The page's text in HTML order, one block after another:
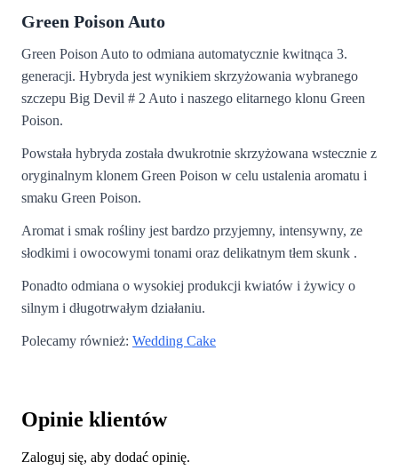
Green Poison Auto
Green Poison Auto to odmiana automatycznie kwitnąca 3.
generacji. Hybryda jest wynikiem skrzyżowania wybranego
szczepu Big Devil # 2 Auto i naszego elitarnego klonu Green
Poison.
Powstała hybryda została dwukrotnie skrzyżowana wstecznie z
oryginalnym klonem Green Poison w celu ustalenia aromatu i
smaku Green Poison.
Aromat i smak rośliny jest bardzo przyjemny, intensywny, ze
słodkimi i owocowymi tonami oraz delikatnym tłem skunk .
Ponadto odmiana o wysokiej produkcji kwiatów i żywicy o
silnym i długotrwałym działaniu.
Polecamy również: Wedding Cake
Opinie klientów
Zaloguj się, aby dodać opinię.